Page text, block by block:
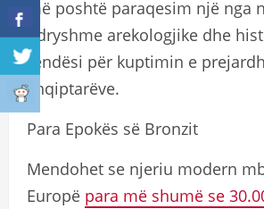
më poshtë paraqesim një nga
ndryshme arekologjike dhe
rëndësi për kuptimin e
shqiptarëve.
Para Epokës së Bronzit
Mendohet se njeriu modern
Europë para më shumë se